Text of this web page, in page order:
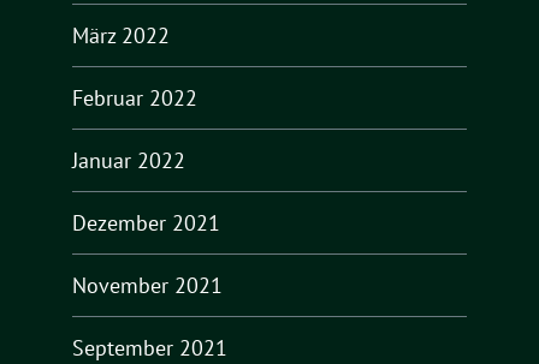
März 2022
Februar 2022
Januar 2022
Dezember 2021
November 2021
September 2021